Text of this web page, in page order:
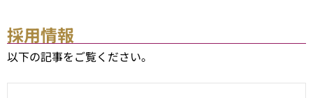
採用情報
以下の記事をご覧ください。